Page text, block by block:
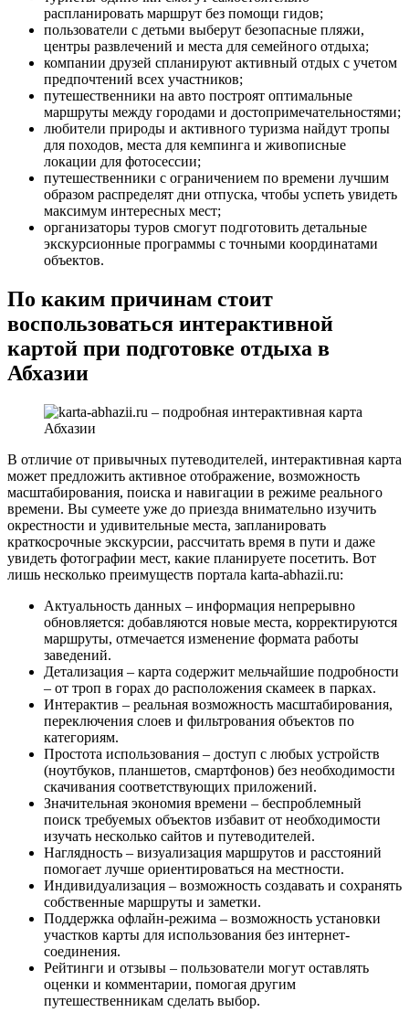
распланировать маршрут без помощи гидов;
пользователи с детьми выберут безопасные пляжи,
центры развлечений и места для семейного отдыха;
компании друзей спланируют активный отдых с учетом
предпочтений всех участников;
путешественники на авто построят оптимальные
маршруты между городами и достопримечательностями;
любители природы и активного туризма найдут тропы
для походов, места для кемпинга и живописные
локации для фотосессии;
путешественники с ограничением по времени лучшим
образом распределят дни отпуска, чтобы успеть увидеть
максимум интересных мест;
организаторы туров смогут подготовить детальные
экскурсионные программы с точными координатами
объектов.
По каким причинам стоит
воспользоваться интерактивной
картой при подготовке отдыха в
Абхазии
В отличие от привычных путеводителей, интерактивная карта
может предложить активное отображение, возможность
масштабирования, поиска и навигации в режиме реального
времени. Вы сумеете уже до приезда внимательно изучить
окрестности и удивительные места, запланировать
краткосрочные экскурсии, рассчитать время в пути и даже
увидеть фотографии мест, какие планируете посетить. Вот
лишь несколько преимуществ портала karta-abhazii.ru:
Актуальность данных – информация непрерывно
обновляется: добавляются новые места, корректируются
маршруты, отмечается изменение формата работы
заведений.
Детализация – карта содержит мельчайшие подробности
– от троп в горах до расположения скамеек в парках.
Интерактив – реальная возможность масштабирования,
переключения слоев и фильтрования объектов по
категориям.
Простота использования – доступ с любых устройств
(ноутбуков, планшетов, смартфонов) без необходимости
скачивания соответствующих приложений.
Значительная экономия времени – беспроблемный
поиск требуемых объектов избавит от необходимости
изучать несколько сайтов и путеводителей.
Наглядность – визуализация маршрутов и расстояний
помогает лучше ориентироваться на местности.
Индивидуализация – возможность создавать и сохранять
собственные маршруты и заметки.
Поддержка офлайн-режима – возможность установки
участков карты для использования без интернет-
соединения.
Рейтинги и отзывы – пользователи могут оставлять
оценки и комментарии, помогая другим
путешественникам сделать выбор.